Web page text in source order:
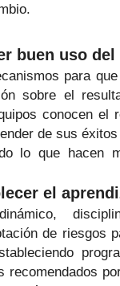
buen uso del
para
sobre el
conocen el
de sus
lo que hacen
el
de riesgos
recomendados